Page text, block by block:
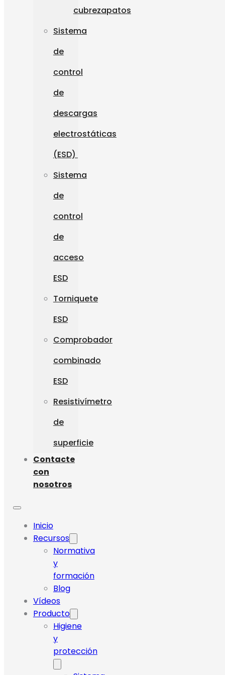
cubrezapatos
Sistema
de
control
de
descargas
electrostáticas
(ESD)
Sistema
de
control
de
acceso
ESD
Torniquete
ESD
Comprobador
combinado
ESD
Resistivímetro
de
superficie
Contacte
con
nosotros
Inicio
Recursos
Normativa
y
formación
Blog
Vídeos
Producto
Higiene
y
protección